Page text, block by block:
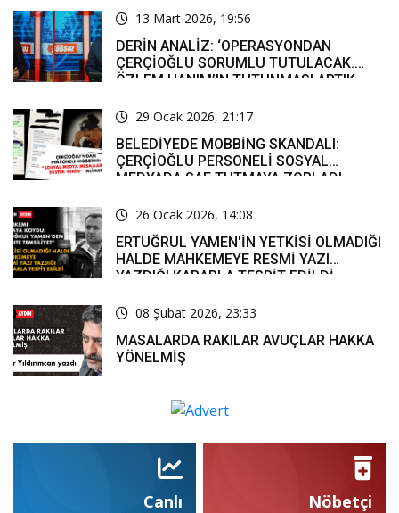
13 Mart 2026, 19:56
DERİN ANALİZ: ‘OPERASYONDAN
ÇERÇİOĞLU SORUMLU TUTULACAK.
ÖZLEM HANIM’IN TUTUNMASI ARTIK
29 Ocak 2026, 21:17
BELEDİYEDE MOBBİNG SKANDALI:
ÇERÇİOĞLU PERSONELİ SOSYAL
MEDYADA SAF TUTMAYA ZORLADI
26 Ocak 2026, 14:08
ERTUĞRUL YAMEN'İN YETKİSİ OLMADIĞI
HALDE MAHKEMEYE RESMİ YAZI
YAZDIĞI KARARLA TESPİT EDİLDİ
08 Şubat 2026, 23:33
MASALARDA RAKILAR AVUÇLAR HAKKA
YÖNELMİŞ
Canlı
Nöbetçi